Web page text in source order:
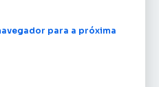
para a próxima